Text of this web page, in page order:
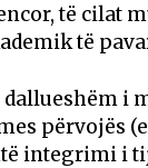
të cilat
të
i
përvojës
integrimi i